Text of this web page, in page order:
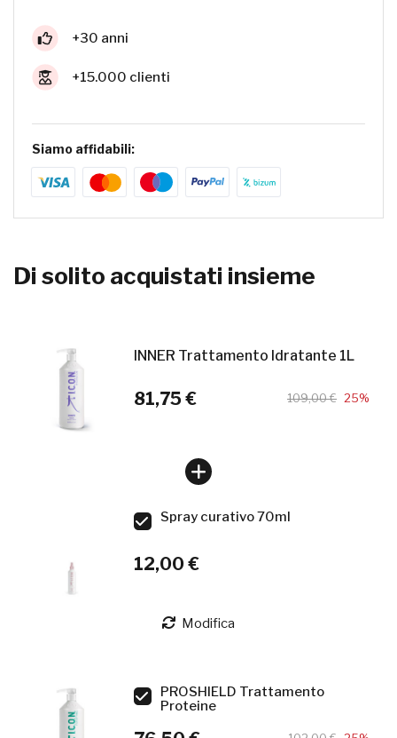
+30 anni
+15.000 clienti
Siamo affidabili:
Di solito acquistati insieme
INNER Trattamento Idratante 1L
81,75 € 109,00 € 25%
Spray curativo 70ml
12,00 €
Modifica
PROSHIELD Trattamento
Proteine